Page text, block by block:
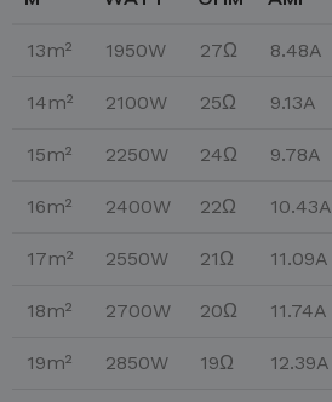
13m² 1950W 27Ω 8.48A
14m² 2100W 25Ω 9.13A
15m² 2250W 24Ω 9.78A
16m² 2400W 22Ω 10.43A
17m² 2550W 21Ω 11.09A
18m² 2700W 20Ω 11.74A
19m² 2850W 19Ω 12.39A